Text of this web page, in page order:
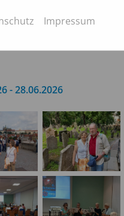
- 28.06.2026
Impressum